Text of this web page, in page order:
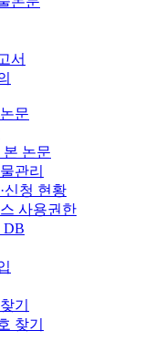
서
문
본 논문
관리
신청 현황
사용권한
DB
기
찾기